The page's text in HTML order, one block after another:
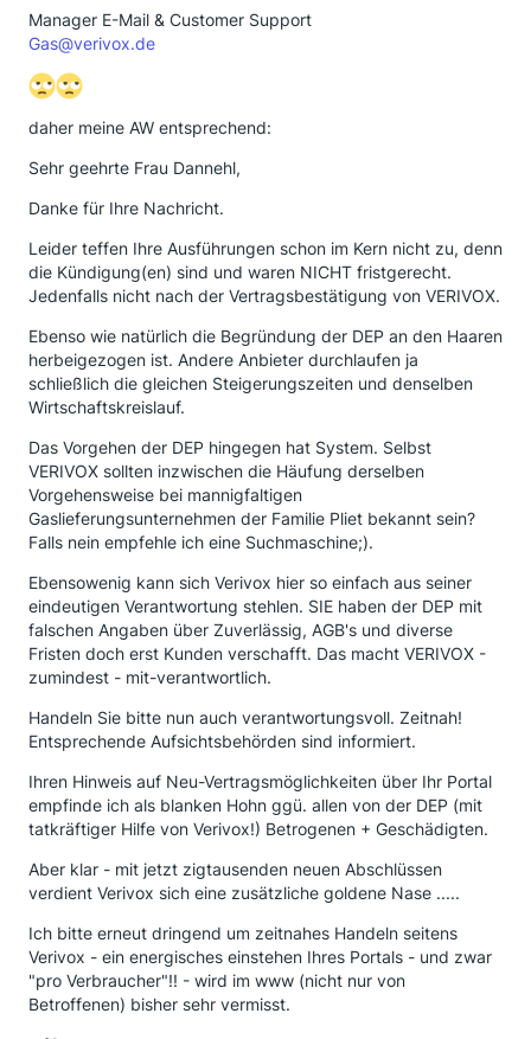
Manager E-Mail & Customer Support
Gas@verivox.de
daher meine AW entsprechend:
Sehr geehrte Frau Dannehl,
Danke für Ihre Nachricht.
Leider teffen Ihre Ausführungen schon im Kern nicht zu, denn
die Kündigung(en) sind und waren NICHT fristgerecht.
Jedenfalls nicht nach der Vertragsbestätigung von VERIVOX.
Ebenso wie natürlich die Begründung der DEP an den Haaren
herbeigezogen ist. Andere Anbieter durchlaufen ja
schließlich die gleichen Steigerungszeiten und denselben
Wirtschaftskreislauf.
Das Vorgehen der DEP hingegen hat System. Selbst
VERIVOX sollten inzwischen die Häufung derselben
Vorgehensweise bei mannigfaltigen
Gaslieferungsunternehmen der Familie Pliet bekannt sein?
Falls nein empfehle ich eine Suchmaschine;).
Ebensowenig kann sich Verivox hier so einfach aus seiner
eindeutigen Verantwortung stehlen. SIE haben der DEP mit
falschen Angaben über Zuverlässig, AGB's und diverse
Fristen doch erst Kunden verschafft. Das macht VERIVOX -
zumindest - mit-verantwortlich.
Handeln Sie bitte nun auch verantwortungsvoll. Zeitnah!
Entsprechende Aufsichtsbehörden sind informiert.
Ihren Hinweis auf Neu-Vertragsmöglichkeiten über Ihr Portal
empfinde ich als blanken Hohn ggü. allen von der DEP (mit
tatkräftiger Hilfe von Verivox!) Betrogenen + Geschädigten.
Aber klar - mit jetzt zigtausenden neuen Abschlüssen
verdient Verivox sich eine zusätzliche goldene Nase .....
Ich bitte erneut dringend um zeitnahes Handeln seitens
Verivox - ein energisches einstehen Ihres Portals - und zwar
"pro Verbraucher"!! - wird im www (nicht nur von
Betroffenen) bisher sehr vermisst.